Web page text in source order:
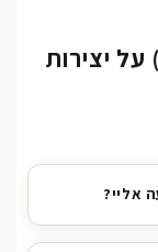
יצירות
אליי?